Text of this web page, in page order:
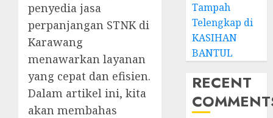
penyedia jasa
perpanjangan STNK di
Karawang
menawarkan layanan
yang cepat dan efisien.
Dalam artikel ini, kita
akan membahas
Tampah
Telengkap di
KASIHAN
BANTUL
RECENT